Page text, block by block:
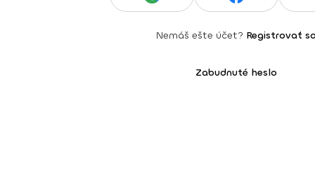
Nemáš ešte účet? Registrovať
Zabudnuté heslo